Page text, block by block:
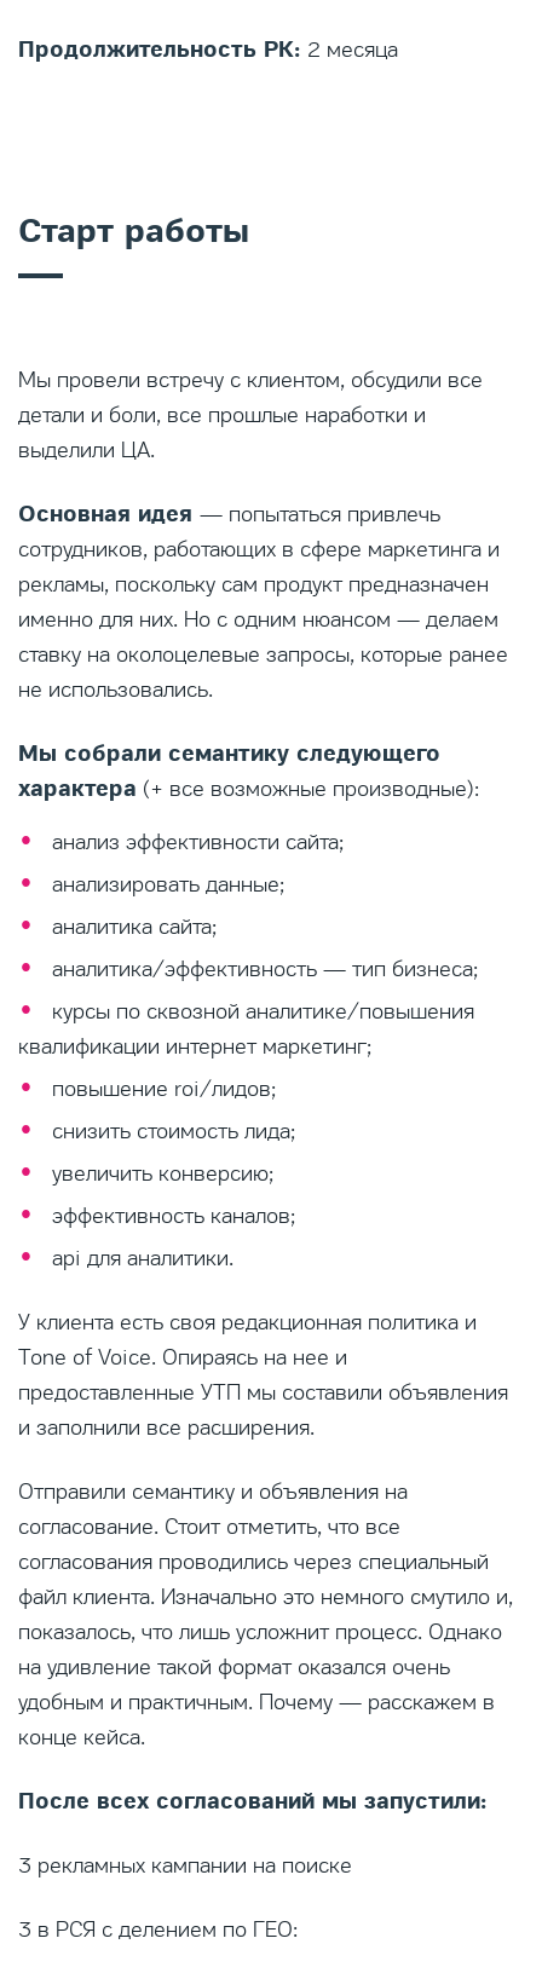
Продолжительность РК: 2 месяца
Старт работы
Мы провели встречу с клиентом, обсудили все
детали и боли, все прошлые наработки и
выделили ЦА.
Основная идея — попытаться привлечь
сотрудников, работающих в сфере маркетинга и
рекламы, поскольку сам продукт предназначен
именно для них. Но с одним нюансом — делаем
ставку на околоцелевые запросы, которые ранее
не использовались.
Мы собрали семантику следующего
характера (+ все возможные производные):
анализ эффективности сайта;
анализировать данные;
аналитика сайта;
аналитика/эффективность — тип бизнеса;
курсы по сквозной аналитике/повышения
квалификации интернет маркетинг;
повышение roi/лидов;
снизить стоимость лида;
увеличить конверсию;
эффективность каналов;
api для аналитики.
У клиента есть своя редакционная политика и
Tone of Voice. Опираясь на нее и
предоставленные УТП мы составили объявления
и заполнили все расширения.
Отправили семантику и объявления на
согласование. Стоит отметить, что все
согласования проводились через специальный
файл клиента. Изначально это немного смутило и,
показалось, что лишь усложнит процесс. Однако
на удивление такой формат оказался очень
удобным и практичным. Почему — расскажем в
конце кейса.
После всех согласований мы запустили:
3 рекламных кампании на поиске
3 в РСЯ с делением по ГЕО: